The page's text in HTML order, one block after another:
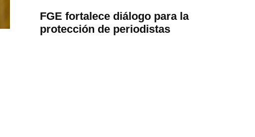
FGE fortalece diálogo para la
protección de periodistas